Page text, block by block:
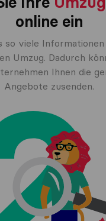
online ein
so viele
Umzug. Dadurch
Ihnen die
Angebote zusenden.